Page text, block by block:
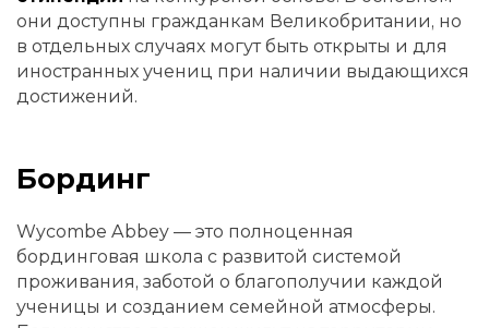
они доступны гражданкам Великобритании, но
в отдельных случаях могут быть открыты и для
иностранных учениц при наличии выдающихся
достижений.
Бординг
Wycombe Abbey — это полноценная
бординговая школа с развитой системой
проживания, заботой о благополучии каждой
ученицы и созданием семейной атмосферы.